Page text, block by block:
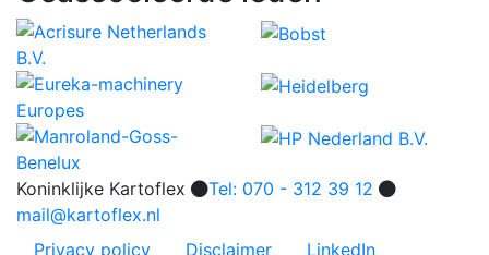
Koninklijke Kartoflex
Tel: 070 - 312 39 12
mail@kartoflex.nl
Privacy policy
Disclaimer LinkedIn